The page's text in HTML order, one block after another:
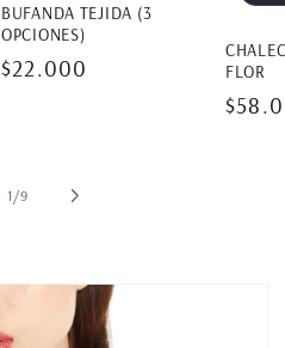
BUFANDA TEJIDA (3
OPCIONES)
Precio
$22.000
FLOR
1 /de
9